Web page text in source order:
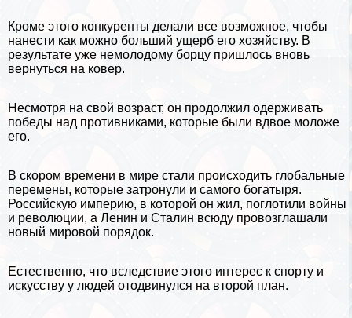
Кроме этого конкуренты делали все возможное, чтобы
нанести как можно больший ущерб его хозяйству. В
результате уже немолодому борцу пришлось вновь
вернуться на ковер.
Несмотря на свой возраст, он продолжил одерживать
победы над противниками, которые были вдвое моложе
его.
В скором времени в мире стали происходить глобальные
перемены, которые затронули и самого богатыря.
Российскую империю, в которой он жил, поглотили войны
и революции, а Ленин и Сталин всюду провозглашали
новый мировой порядок.
Естественно, что вследствие этого интерес к спорту и
искусству у людей отодвинулся на второй план.